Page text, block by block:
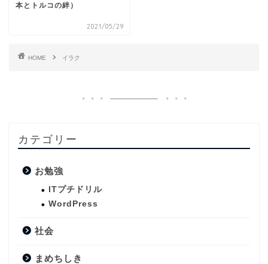
本とトルコの絆）
2021/05/29
HOME イラク
カテゴリー
お勉強
ITプチドリル
WordPress
社会
まめちしき